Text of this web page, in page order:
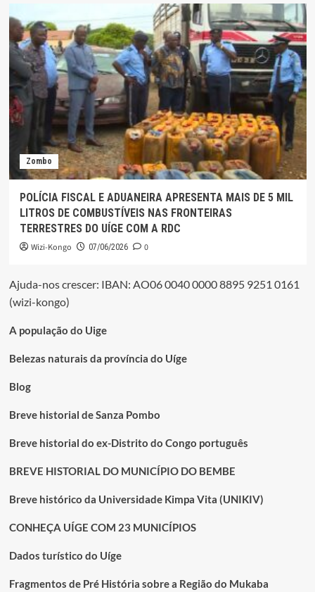
Zombo
POLÍCIA FISCAL E ADUANEIRA APRESENTA MAIS DE 5 MIL
LITROS DE COMBUSTÍVEIS NAS FRONTEIRAS
TERRESTRES DO UÍGE COM A RDC
Wizi-Kongo 07/06/2026 0
Ajuda-nos crescer: IBAN: AO06 0040 0000 8895 9251 0161
(wizi-kongo)
A população do Uige
Belezas naturais da província do Uíge
Blog
Breve historial de Sanza Pombo
Breve historial do ex-Distrito do Congo português
BREVE HISTORIAL DO MUNICÍPIO DO BEMBE
Breve histórico da Universidade Kimpa Vita (UNIKIV)
CONHEÇA UÍGE COM 23 MUNICÍPIOS
Dados turístico do Uíge
Fragmentos de Pré História sobre a Região do Mukaba